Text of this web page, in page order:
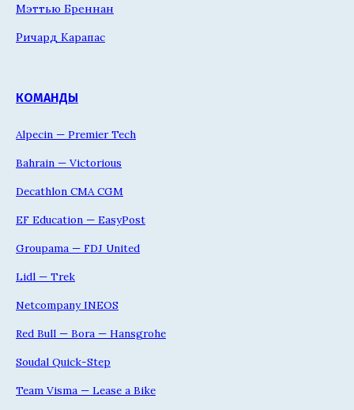
Мэттью Бреннан
Ричард Карапас
КОМАНДЫ
Alpecin — Premier Tech
Bahrain — Victorious
Decathlon CMA CGM
EF Education — EasyPost
Groupama — FDJ United
Lidl — Trek
Netcompany INEOS
Red Bull — Bora — Hansgrohe
Soudal Quick-Step
Team Visma — Lease a Bike